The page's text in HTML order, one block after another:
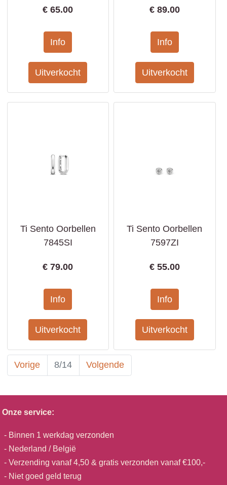
€65.00 € 89.00
Ti Sento Oorbellen
7845SI
€79.00
Ti Sento Oorbellen
7597ZI
€ 55.00
Vorige 8/14 Volgende
Onze service:
- Binnen 1 werkdag verzonden
- Nederland / België
- Verzending vanaf 4,50 & gratis verzonden vanaf €100,-
- Niet goed geld terug